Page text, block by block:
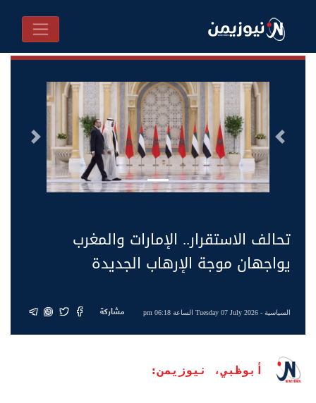
السابق التالى
تحالف الاستقرار.. الإمارات والمغرب
يواجهان موجة الإرهاب الجديدة
السياسية- Tuesday 07 July 2026 الساعة 06:18 pm مشاركة
أبوظبي، نيوزيمن: